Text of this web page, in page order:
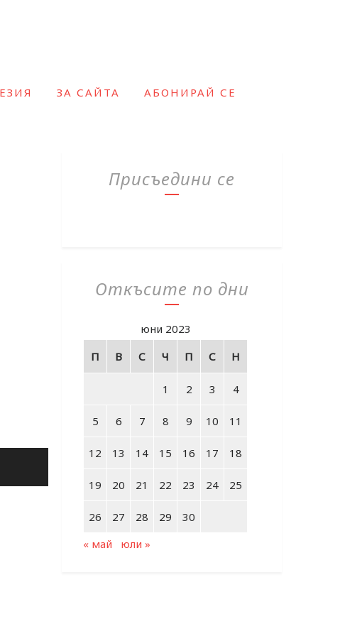
ЗА САЙТА АБОНИРАЙ СЕ
Присъедини се
Откъсите по дни
юни 2023
П
В С Ч П С Н
1 2 3 4
5 6 7 8 9 10 11
12 13 14 15 16 17 18
19 20 21 22 23 24 25
26 27 28 29
30
« май
юли »